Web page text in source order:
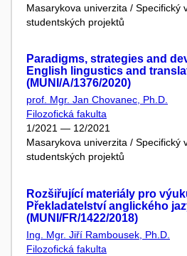
Masarykova univerzita / Specifický
studentských projektů
Paradigms, strategies and
English lingustics and
(MUNI/A/1376/2020)
prof. Mgr. Jan Chovanec, Ph.D.
Filozofická fakulta
1/2021 — 12/2021
Masarykova univerzita / Specifický
studentských projektů
Rozšiřující materiály pro
Překladatelství anglického
(MUNI/FR/1422/2018)
Ing. Mgr. Jiří Rambousek, Ph.D.
Filozofická fakulta